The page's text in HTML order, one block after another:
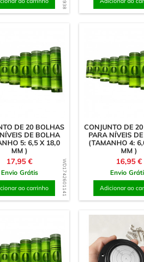
WD1742601141
DE 20 BOLHAS
DE BOLHA
5: 6,5 X 18,0
MM )
Preço
17,95 €
Envio Grátis
ao carrinho
CONJUNTO DE
PARA NÍVEIS
(TAMANHO 4:
MM )
Preço
16,95 €
Envio
Adicionar ao